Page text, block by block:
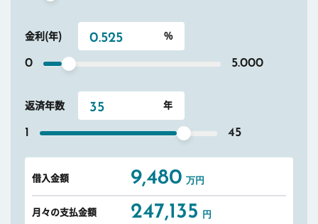
金利(年)
0 5.000
返済年数
1 45
借入金額 9,480 万円
月々の支払金額 247,135 円